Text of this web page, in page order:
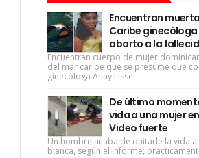
Encuentran
Caribe
aborto a la
Encuentran cuerpo de mujer
del mar caribe que se presume que
ginecóloga Anny Lisset...
De último
vida a una mujer
Video fuerte
Un hombre acaba de quitarle la vida
blanca, según el informe,